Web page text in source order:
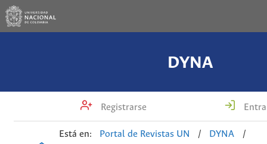
DYNA
Registrarse
Está en: Portal de Revistas UN / DYNA
/